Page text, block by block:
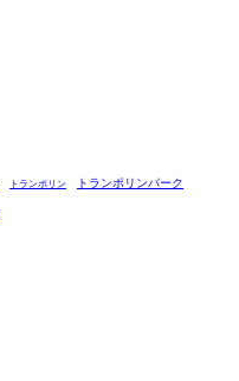
トランポリン トランポリンパーク